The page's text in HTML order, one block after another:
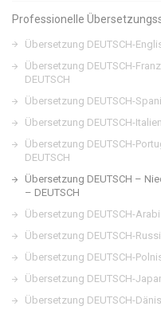
Professionelle
Übersetzung DEUTSCH-
Übersetzung DEUTSCH-
DEUTSCH
Übersetzung DEUTSCH-
Übersetzung DEUTSCH-
Übersetzung DEUTSCH-
DEUTSCH
Übersetzung DEUTSCH –
– DEUTSCH
Übersetzung DEUTSCH-
Übersetzung DEUTSCH-
Übersetzung DEUTSCH-
Übersetzung DEUTSCH-
Übersetzung DEUTSCH-